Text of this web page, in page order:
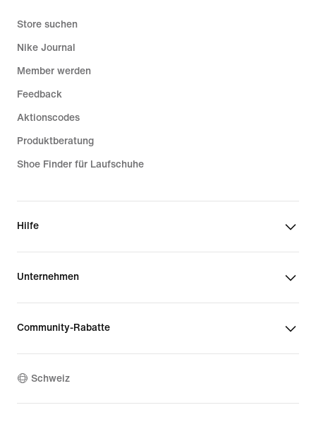
Store suchen
Nike Journal
Member werden
Feedback
Aktionscodes
Produktberatung
Shoe Finder für Laufschuhe
Hilfe
Unternehmen
Community-Rabatte
Schweiz